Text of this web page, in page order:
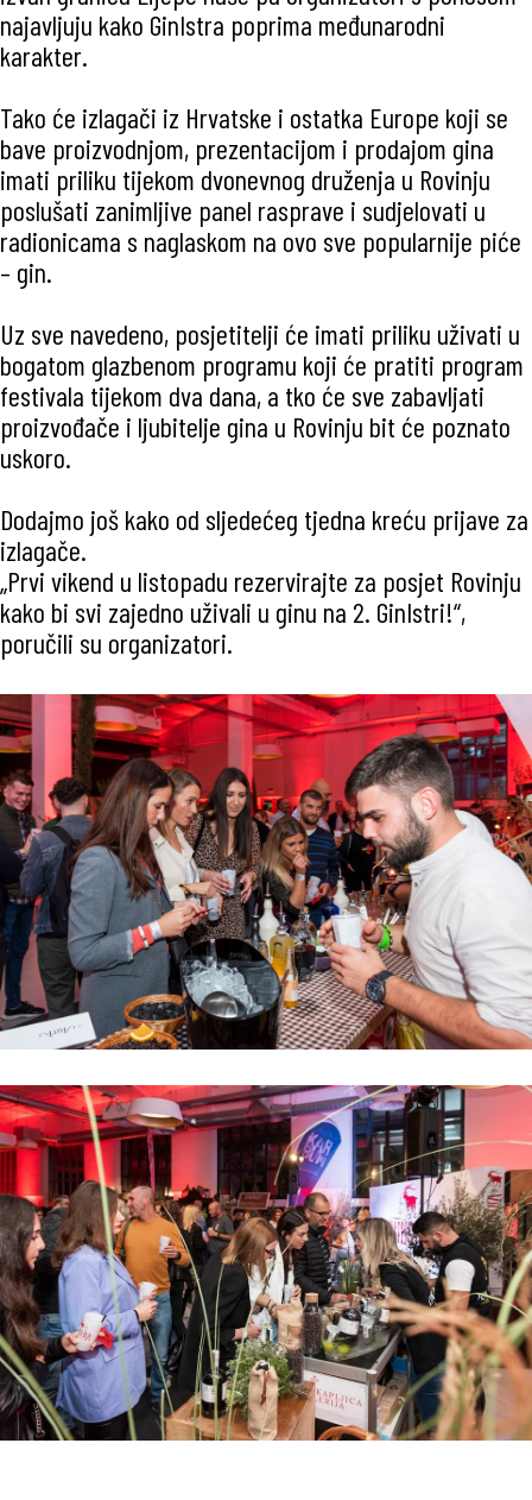
najavljuju kako GinIstra poprima međunarodni
karakter.
Tako će izlagači iz Hrvatske i ostatka Europe koji se
bave proizvodnjom, prezentacijom i prodajom gina
imati priliku tijekom dvonevnog druženja u Rovinju
poslušati zanimljive panel rasprave i sudjelovati u
radionicama s naglaskom na ovo sve popularnije piće
– gin.
Uz sve navedeno, posjetitelji će imati priliku uživati u
bogatom glazbenom programu koji će pratiti program
festivala tijekom dva dana, a tko će sve zabavljati
proizvođače i ljubitelje gina u Rovinju bit će poznato
uskoro.
Dodajmo još kako od sljedećeg tjedna kreću prijave za
izlagače.
„Prvi vikend u listopadu rezervirajte za posjet Rovinju
kako bi svi zajedno uživali u ginu na 2. GinIstri!“,
poručili su organizatori.